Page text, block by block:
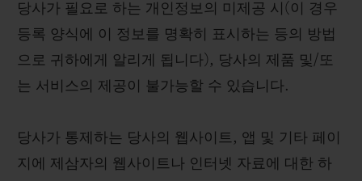
당사가 필요로 하는 개인정보의 미제공 시(이 경우
등록 양식에 이 정보를 명확히 표시하는 등의 방법
으로 귀하에게 알리게 됩니다), 당사의 제품 및/또
는 서비스의 제공이 불가능할 수 있습니다.
당사가 통제하는 당사의 웹사이트, 앱 및 기타 페이
지에 제삼자의 웹사이트나 인터넷 자료에 대한 하